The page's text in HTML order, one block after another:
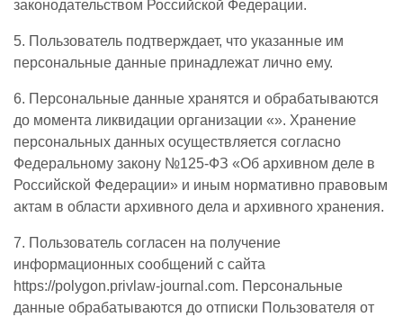
законодательством Российской Федерации.
5. Пользователь подтверждает, что указанные им
персональные данные принадлежат лично ему.
6. Персональные данные хранятся и обрабатываются
до момента ликвидации организации «». Хранение
персональных данных осуществляется согласно
Федеральному закону №125-ФЗ «Об архивном деле в
Российской Федерации» и иным нормативно правовым
актам в области архивного дела и архивного хранения.
7. Пользователь согласен на получение
информационных сообщений с сайта
https://polygon.privlaw-journal.com. Персональные
данные обрабатываются до отписки Пользователя от